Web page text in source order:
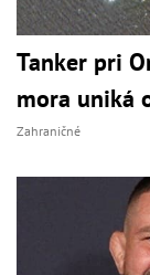
Tanker pri
mora uniká
Zahraničné